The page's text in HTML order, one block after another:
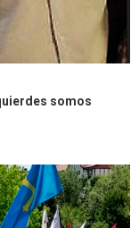
somos